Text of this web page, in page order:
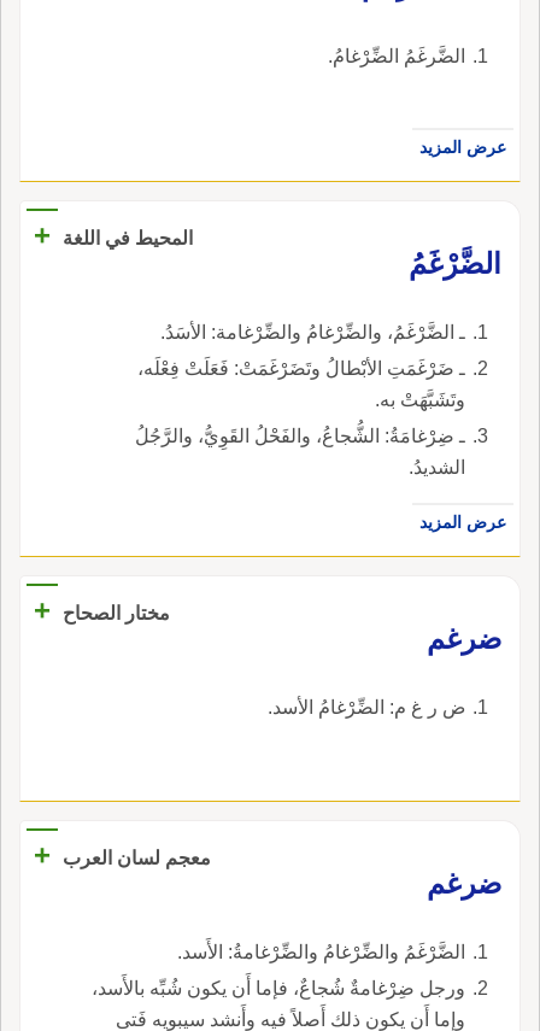
الضَّرغَمُ الضِّرْغامُ.
عرض المزيد
المحيط في اللغة
+
الضَّرْغَمُ
ـ الضَّرْغَمُ، والضِّرْغامُ والضِّرْغامة: الأسَدُ.
ـ ضَرْغَمَتِ الأبْطالُ وتَضَرْغَمَتْ: فَعَلَتْ فِعْلَه،
وتَشَبَّهَتْ به.
ـ ضِرْغامَةُ: الشُّجاعُ، والفَحْلُ القَوِيُّ، والرَّجُلُ
الشديدُ.
عرض المزيد
مختار الصحاح
+
ضرغم
ض ر غ م: الضِّرْغامُ الأسد.
معجم لسان العرب
+
ضرغم
الضَّرْغَمُ والضِّرْغامُ والضِّرْغامةُ: الأَسد.
ورجل ضِرْغامةٌ شُجاعٌ، فإما أَن يكون شُبِّه بالأَسد،
وإِما أَن يكون ذلك أَصلاً فيه وأَنشد سيبويه فَتى